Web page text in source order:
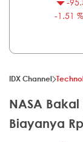
-1.51 %
IDX Channel
NASA
Biayanya